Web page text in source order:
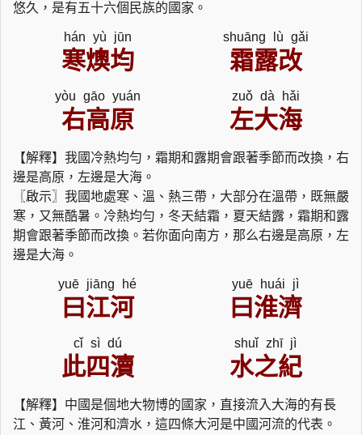
悠久，是有五十六個民族的國家。
hán yù jūn shuāng lù gǎi
寒燠均 霜露改
yòu gāo yuán zuǒ dà hǎi
右高原 左大海
【解釋】我國冷熱均勻，霜期和露期會跟著季節而改換，右
邊是高原，左邊是大海。
〖啟示〗我國地處寒、溫、熱三帶，大部分在溫帶，既無嚴
寒，又無酷暑。冷熱均勻，冬天結霜，夏天結露，霜期和露
期會跟著季節而改換。若你面向南方，那么右邊是高原，左
邊是大海。
yuē jiāng hé yuē huái jì
曰江河 曰淮濟
cǐ sì dú shuǐ zhī jì
此四瀆 水之紀
【解釋】中國是個地大物博的國家，直接流入大海的有長
江、黃河、淮河和濟水，這四條大河是中國河流的代表。